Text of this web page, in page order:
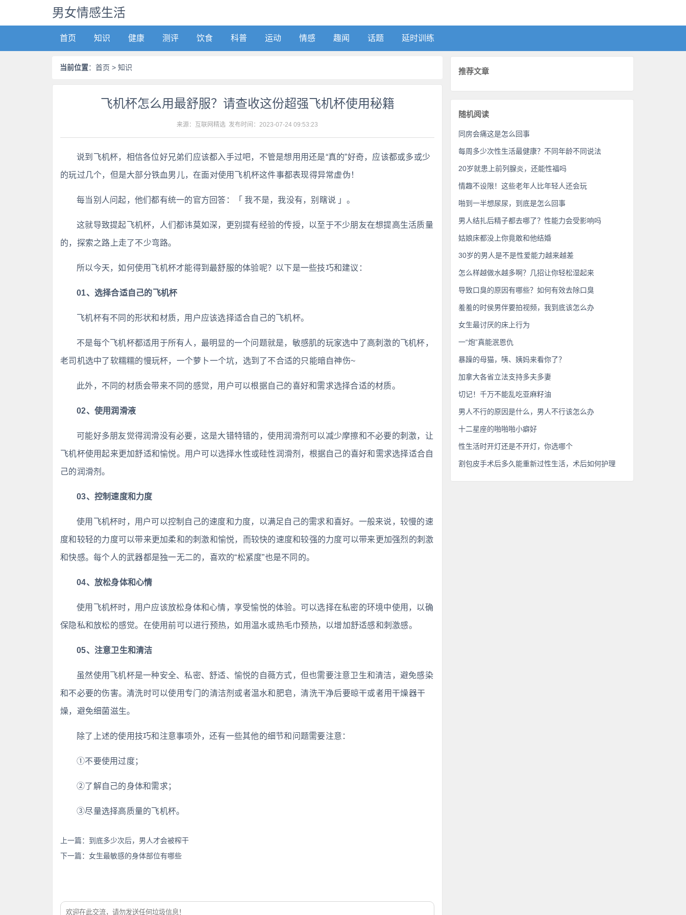
男女情感生活
首页 知识 健康 测评 饮食 科普 运动 情感 趣闻 话题 延时训练
当前位置： 首页 > 知识
飞机杯怎么用最舒服？请查收这份超强飞机杯使用秘籍
来源：互联网精选 发布时间： 2023-07-24 09:53:23
说到飞机杯，相信各位好兄弟们应该都入手过吧，不管是想用用还是“真的”好奇，应该都或多或少
的玩过几个，但是大部分铁血男儿，在面对使用飞机杯这件事都表现得异常虚伪！
每当别人问起，他们都有统一的官方回答：「 我不是，我没有，别瞎说 」。
这就导致提起飞机杯，人们都讳莫如深，更别提有经验的传授，以至于不少朋友在想提高生活质量
的，探索之路上走了不少弯路。
所以今天，如何使用飞机杯才能得到最舒服的体验呢？以下是一些技巧和建议：
01、选择合适自己的飞机杯
飞机杯有不同的形状和材质，用户应该选择适合自己的飞机杯。
不是每个飞机杯都适用于所有人，最明显的一个问题就是，敏感肌的玩家选中了高刺激的飞机杯，
老司机选中了软糯糯的慢玩杯，一个萝卜一个坑，选到了不合适的只能暗自神伤~
此外，不同的材质会带来不同的感觉，用户可以根据自己的喜好和需求选择合适的材质。
02、使用润滑液
可能好多朋友觉得润滑没有必要，这是大错特错的，使用润滑剂可以减少摩擦和不必要的刺激，让
飞机杯使用起来更加舒适和愉悦。用户可以选择水性或硅性润滑剂，根据自己的喜好和需求选择适合自
己的润滑剂。
03、控制速度和力度
使用飞机杯时，用户可以控制自己的速度和力度，以满足自己的需求和喜好。一般来说，较慢的速
度和较轻的力度可以带来更加柔和的刺激和愉悦，而较快的速度和较强的力度可以带来更加强烈的刺激
和快感。每个人的武器都是独一无二的，喜欢的“松紧度”也是不同的。
04、放松身体和心情
使用飞机杯时，用户应该放松身体和心情，享受愉悦的体验。可以选择在私密的环境中使用，以确
保隐私和放松的感觉。在使用前可以进行预热，如用温水或热毛巾预热，以增加舒适感和刺激感。
05、注意卫生和清洁
虽然使用飞机杯是一种安全、私密、舒适、愉悦的自薇方式，但也需要注意卫生和清洁，避免感染
和不必要的伤害。清洗时可以使用专门的清洁剂或者温水和肥皂，清洗干净后要晾干或者用干燥器干
燥，避免细菌滋生。
除了上述的使用技巧和注意事项外，还有一些其他的细节和问题需要注意：
①不要使用过度；
②了解自己的身体和需求；
③尽量选择高质量的飞机杯。
上一篇： 到底多少次后，男人才会被榨干
下一篇： 女生最敏感的身体部位有哪些
推荐文章
随机阅读
同房会痛这是怎么回事
每周多少次性生活最健康？不同年龄不同说法
20岁就患上前列腺炎，还能性福吗
情趣不设限！这些老年人比年轻人还会玩
啪到一半想尿尿，到底是怎么回事
男人结扎后精子都去哪了？性能力会受影响吗
姑娘床都没上你竟敢和他结婚
30岁的男人是不是性爱能力越来越差
怎么样越做水越多啊？几招让你轻松湿起来
导致口臭的原因有哪些？如何有效去除口臭
羞羞的时侯男伴要拍视频，我到底该怎么办
女生最讨厌的床上行为
一“炮”真能泯恩仇
暴躁的母猫，咦、姨妈来看你了？
加拿大各省立法支持多夫多妻
切记！千万不能乱吃亚麻籽油
男人不行的原因是什么，男人不行该怎么办
十二星座的啪啪啪小癖好
性生活时开灯还是不开灯，你选哪个
割包皮手术后多久能重新过性生活，术后如何护理